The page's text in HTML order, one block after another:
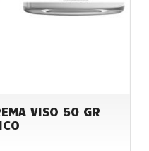
VISO 50 GR